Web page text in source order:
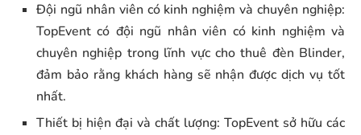
Đội ngũ nhân viên có kinh nghiệm và chuyên nghiệp:
TopEvent có đội ngũ nhân viên có kinh nghiệm và
chuyên nghiệp trong lĩnh vực cho thuê đèn Blinder,
đảm bảo rằng khách hàng sẽ nhận được dịch vụ tốt
nhất.
Thiết bị hiện đại và chất lượng: TopEvent sở hữu các